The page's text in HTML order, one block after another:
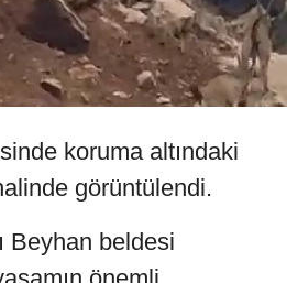
koruma altındaki
görüntülendi.
Beyhan beldesi